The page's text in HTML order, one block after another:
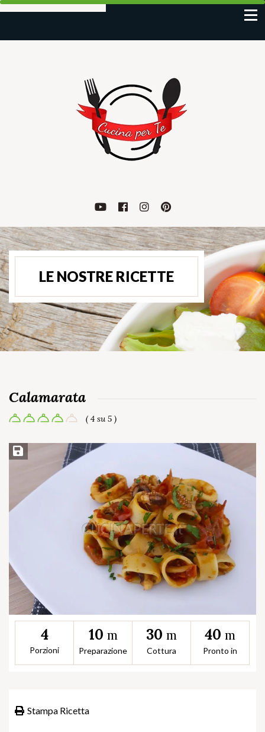
LE NOSTRE RICETTE
Calamarata
( 4 su 5 )
Salva ricetta
4
Porzioni
10 m
Preparazione
30 m
Cottura
40 m
Pronto in
Stampa Ricetta